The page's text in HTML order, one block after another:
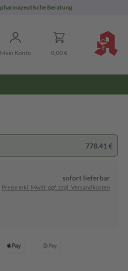
pharmazeutische Beratung
Mein Konto 0,00 €
778,41 €
sofort lieferbar
Preise inkl. MwSt. ggf. zzgl. Versandkosten